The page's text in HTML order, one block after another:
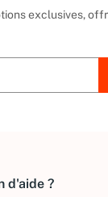
exclusives,
d'aide ?